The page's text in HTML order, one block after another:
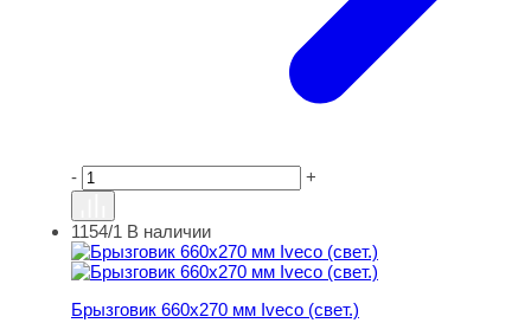
- +
Брызговик 660х270 мм Iveco (свет.)
1154/1 В наличии
Брызговик 660х270 мм Iveco (свет.)